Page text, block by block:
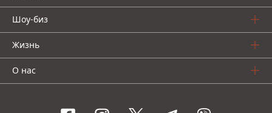
Шоу-биз
Жизнь
О нас